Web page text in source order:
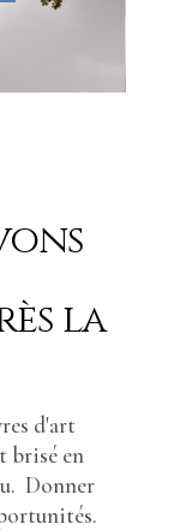
la
d'art
brisé en
Donner